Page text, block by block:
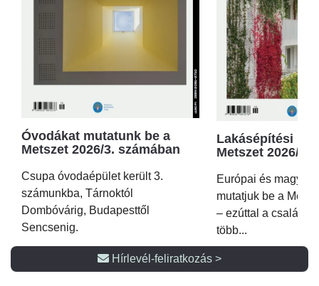
Óvodákat mutatunk be a
Metszet 2026/3. számában
Csupa óvodaépület került 3.
számunkba, Tárnoktól
Dombóvárig, Budapesttől
Sencsenig.
Lakásépítési
Metszet 2026/2.
Európai és magyar
mutatjuk be a
– ezúttal a családi
több...
Hírlevél-feliratkozás >